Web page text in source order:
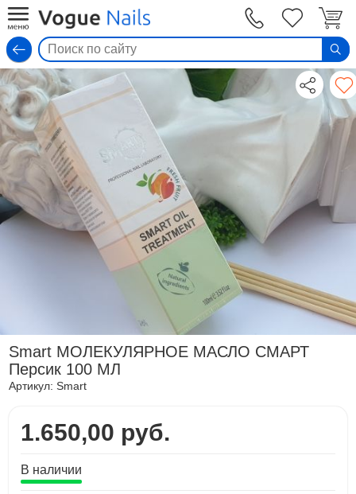
Smart МОЛЕКУЛЯРНОЕ МАСЛО СМАРТ
Персик 100 МЛ
Артикул:Smart
1.650,00 руб.
В наличии